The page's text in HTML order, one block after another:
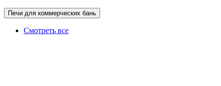
Печи для коммерческих бань
Смотреть все